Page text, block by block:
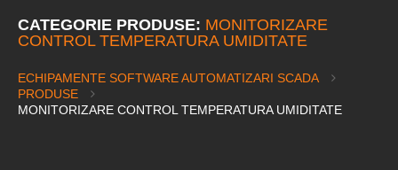
CATEGORIE PRODUSE: MONITORIZARE
CONTROL TEMPERATURA UMIDITATE
ECHIPAMENTE SOFTWARE AUTOMATIZARI SCADA
PRODUSE
MONITORIZARE CONTROL TEMPERATURA UMIDITATE